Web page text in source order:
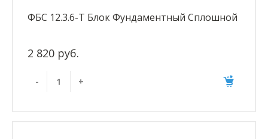
ФБС 12.3.6-Т Блок Фундаментный Сплошной
2 820 руб.
- +